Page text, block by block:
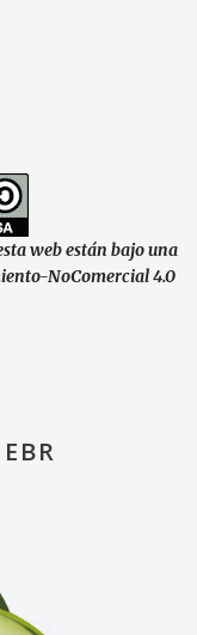
web están bajo una
NoComercial 4.0